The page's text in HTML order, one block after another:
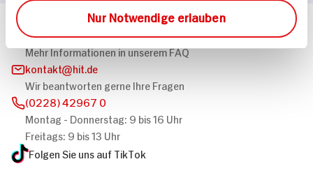
Nur Notwendige erlauben
Häufig gestellte Fragen
Mehr Informationen in unserem FAQ
kontakt
hit.de
Wir beantworten gerne Ihre Fragen
(0228) 42967 0
Montag - Donnerstag: 9 bis 16 Uhr
Freitags: 9 bis 13 Uhr
Folgen Sie uns auf TikTok